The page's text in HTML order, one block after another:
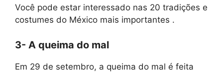
Você pode estar interessado nas 20 tradições e
costumes do México mais importantes .
3- A queima do mal
Em 29 de setembro, a queima do mal é feita